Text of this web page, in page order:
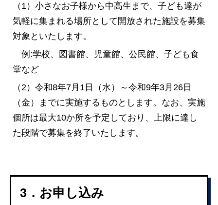
（1）小さなお子様から中高生まで、子ども達が
気軽に集まれる場所として開放された施設を募集
対象といたします。
例:学校、図書館、児童館、公民館、子ども食
堂など
（2）令和8年7月1日（水）～令和9年3月26日
（金）までに実施するものとします。なお、実施
個所は最大10か所を予定しており、上限に達し
た段階で募集を終了いたします。
3．お申し込み